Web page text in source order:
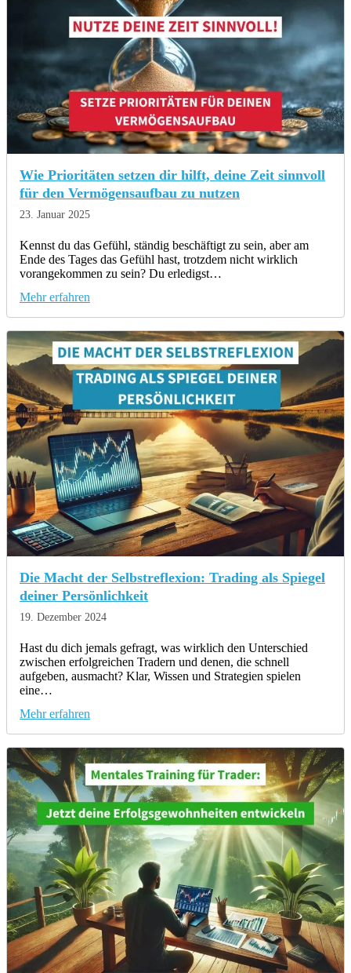
Wie Prioritäten setzen dir hilft, deine Zeit sinnvoll
für den Vermögensaufbau zu nutzen
23. Januar 2025
Kennst du das Gefühl, ständig beschäftigt zu sein, aber am
Ende des Tages das Gefühl hast, trotzdem nicht wirklich
vorangekommen zu sein? Du erledigst…
Mehr erfahren
Die Macht der Selbstreflexion: Trading als Spiegel
deiner Persönlichkeit
19. Dezember 2024
Hast du dich jemals gefragt, was wirklich den Unterschied
zwischen erfolgreichen Tradern und denen, die schnell
aufgeben, ausmacht? Klar, Wissen und Strategien spielen
eine…
Mehr erfahren